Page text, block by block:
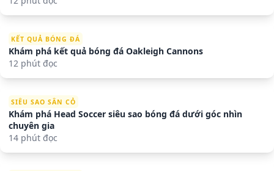
KẾT QUẢ BÓNG ĐÁ
Khám phá kết quả bóng đá Oakleigh Cannons
12 phút đọc
SIÊU SAO SÂN CỎ
Khám phá Head Soccer siêu sao bóng đá dưới góc nhìn
chuyên gia
14 phút đọc